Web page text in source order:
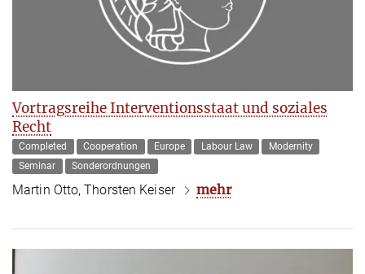
Vortragsreihe Interventionsstaat und soziales
Recht
Completed Cooperation Europe Labour Law
Modernity
Seminar
Sonderordnungen
Martin Otto, Thorsten Keiser mehr